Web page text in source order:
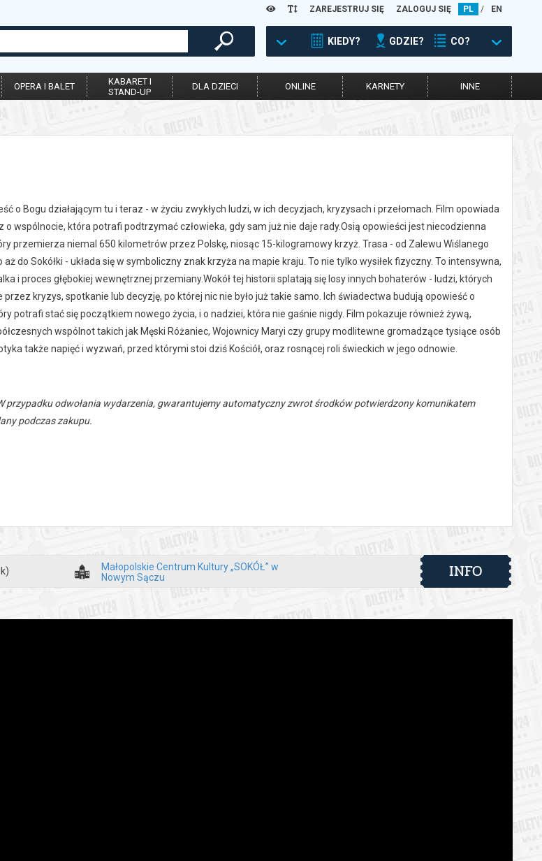
ZAREJESTRUJ SIĘ ZALOGUJ SIĘ PL / EN
KIEDY? GDZIE? CO?
OPERA I BALET
KABARET I
STAND-UP
DLA DZIECI ONLINE KARNETY INNE
o Bogu działającym tu i teraz - w życiu zwykłych ludzi, w ich decyzjach, kryzysach i przełomach. Film opowiada
o wspólnocie, która potrafi podtrzymać człowieka, gdy sam już nie daje rady.Osią opowieści jest niecodzienna
przemierza niemal 650 kilometrów przez Polskę, niosąc 15-kilogramowy krzyż. Trasa - od Zalewu Wiślanego
do Sokółki - układa się w symboliczny znak krzyża na mapie kraju. To nie tylko wysiłek fizyczny. To intensywna,
i proces głębokiej wewnętrznej przemiany.Wokół tej historii splatają się losy innych bohaterów - ludzi, których
kryzys, spotkanie lub decyzję, po której nic nie było już takie samo. Ich świadectwa budują opowieść o
potrafi stać się początkiem nowego życia, i o nadziei, która nie gaśnie nigdy. Film pokazuje również żywą,
wspólnot takich jak Męski Różaniec, Wojownicy Maryi czy grupy modlitewne gromadzące tysiące osób
także napięć i wyzwań, przed którymi stoi dziś Kościół, oraz rosnącej roli świeckich w jego odnowie.
przypadku odwołania wydarzenia, gwarantujemy automatyczny zwrot środków potwierdzony komunikatem
podczas zakupu.
Małopolskie Centrum Kultury „SOKÓŁ” w
Nowym Sączu
INFO